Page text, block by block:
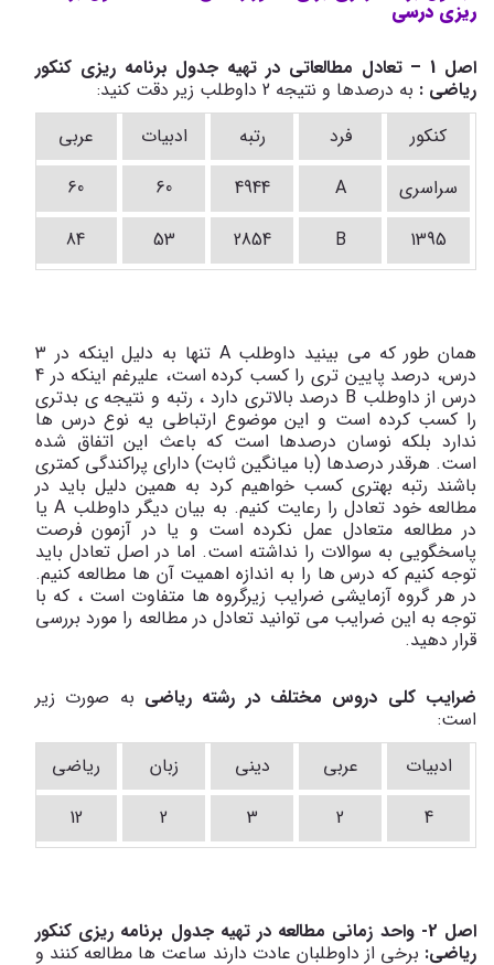
ریزی درسی
اصل 1 – تعادل مطالعاتی در تهیه جدول برنامه ریزی کنکور
ریاضی : به درصدها و نتیجه 2 داوطلب زیر دقت کنید:
کنکور
فرد رتبه ادبیات عربی
سراسری
A
4944
60
60
1395
B
2854
53
84
همان طور که می بینید داوطلبA
تنها به دلیل اینکه در 3
درس، درصد پایین تری را کسب کرده است، علیرغم اینکه در 4
درس از داوطلب B درصد بالاتری دارد ، رتبه و نتیجه ی بدتری
را کسب کرده است و این موضوع ارتباطی یه نوع درس ها
ندارد بلکه نوسان درصدها است که باعث این اتفاق شده
است. هرقدر درصدها (با میانگین ثابت) دارای پراکندگی کمتری
باشند رتبه بهتری کسب خواهیم کرد به همین دلیل باید در
مطالعه خود تعادل را رعایت کنیم. به بیان دیگر داوطلب Aیا
در مطالعه متعادل عمل نکرده است و یا در آزمون فرصت
پاسخگویی به سوالات را نداشته است. اما در اصل تعادل باید
توجه کنیم که درس ها را به اندازه اهمیت آن ها مطالعه کنیم.
در هر گروه آزمایشی ضرایب زیرگروه ها متفاوت است ، که با
توجه به این ضرایب می توانید تعادل در مطالعه را مورد بررسی
قرار دهید.
ضرایب کلی دروس مختلف در رشته ریاضی به صورت زیر
است:
ادبیات
عربی دینی زبان ریاضی
4
2
3
2
12
اصل 2- واحد زمانی مطالعه در تهیه جدول برنامه ریزی کنکور
ریاضی: برخی از داوطلبان عادت دارند ساعت ها مطالعه کنند و